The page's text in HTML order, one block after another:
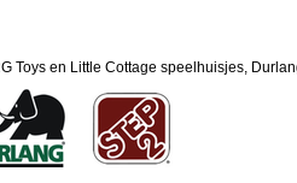
Toys en Little Cottage speelhuisjes,